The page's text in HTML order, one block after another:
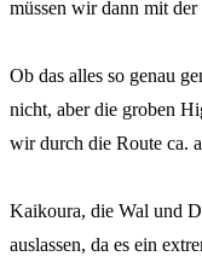
müssen wir dann mit
Ob das alles so genau
nicht, aber die groben
wir durch die Route ca.
Kaikoura, die Wal und
auslassen, da es ein